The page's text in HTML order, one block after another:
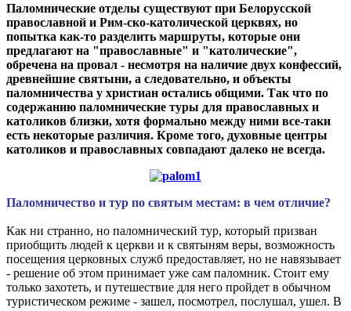
Паломнические отделы существуют при Белорусской
православной и Рим-ско-католической церквях, но
попытка как-то разделить маршруты, которые они
предлагают на "православные" и "католические",
обречена на провал - несмотря на наличие двух конфессий,
древнейшие святыни, а следовательно, и объекты
паломничества у христиан остались общими. Так что по
содержанию паломнические туры для православных и
католиков близки, хотя формально между ними все-таки
есть некоторые различия. Кроме того, духовные центры
католиков и православных совпадают далеко не всегда.
Паломничество и тур по святым местам: в чем отличие?
Как ни странно, но паломнический тур, который призван
приобщить людей к церкви и к святыням веры, возможность
посещения церковных служб предоставляет, но не навязывает
- решение об этом принимает уже сам паломник. Стоит ему
только захотеть, и путешествие для него пройдет в обычном
туристическом режиме - зашел, посмотрел, послушал, ушел. В